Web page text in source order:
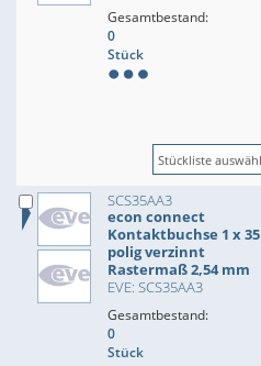
Gesamtbestand:
0
Stück
SCS35AA3
econ connect
Kontaktbuchse 1 x 35
polig verzinnt
Rastermaß 2,54 mm
EVE: SCS35AA3
Gesamtbestand:
0
Stück